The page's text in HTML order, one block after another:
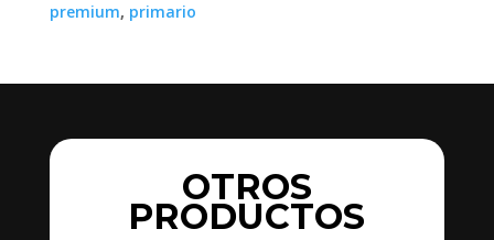
premium, primario
OTROS
PRODUCTOS